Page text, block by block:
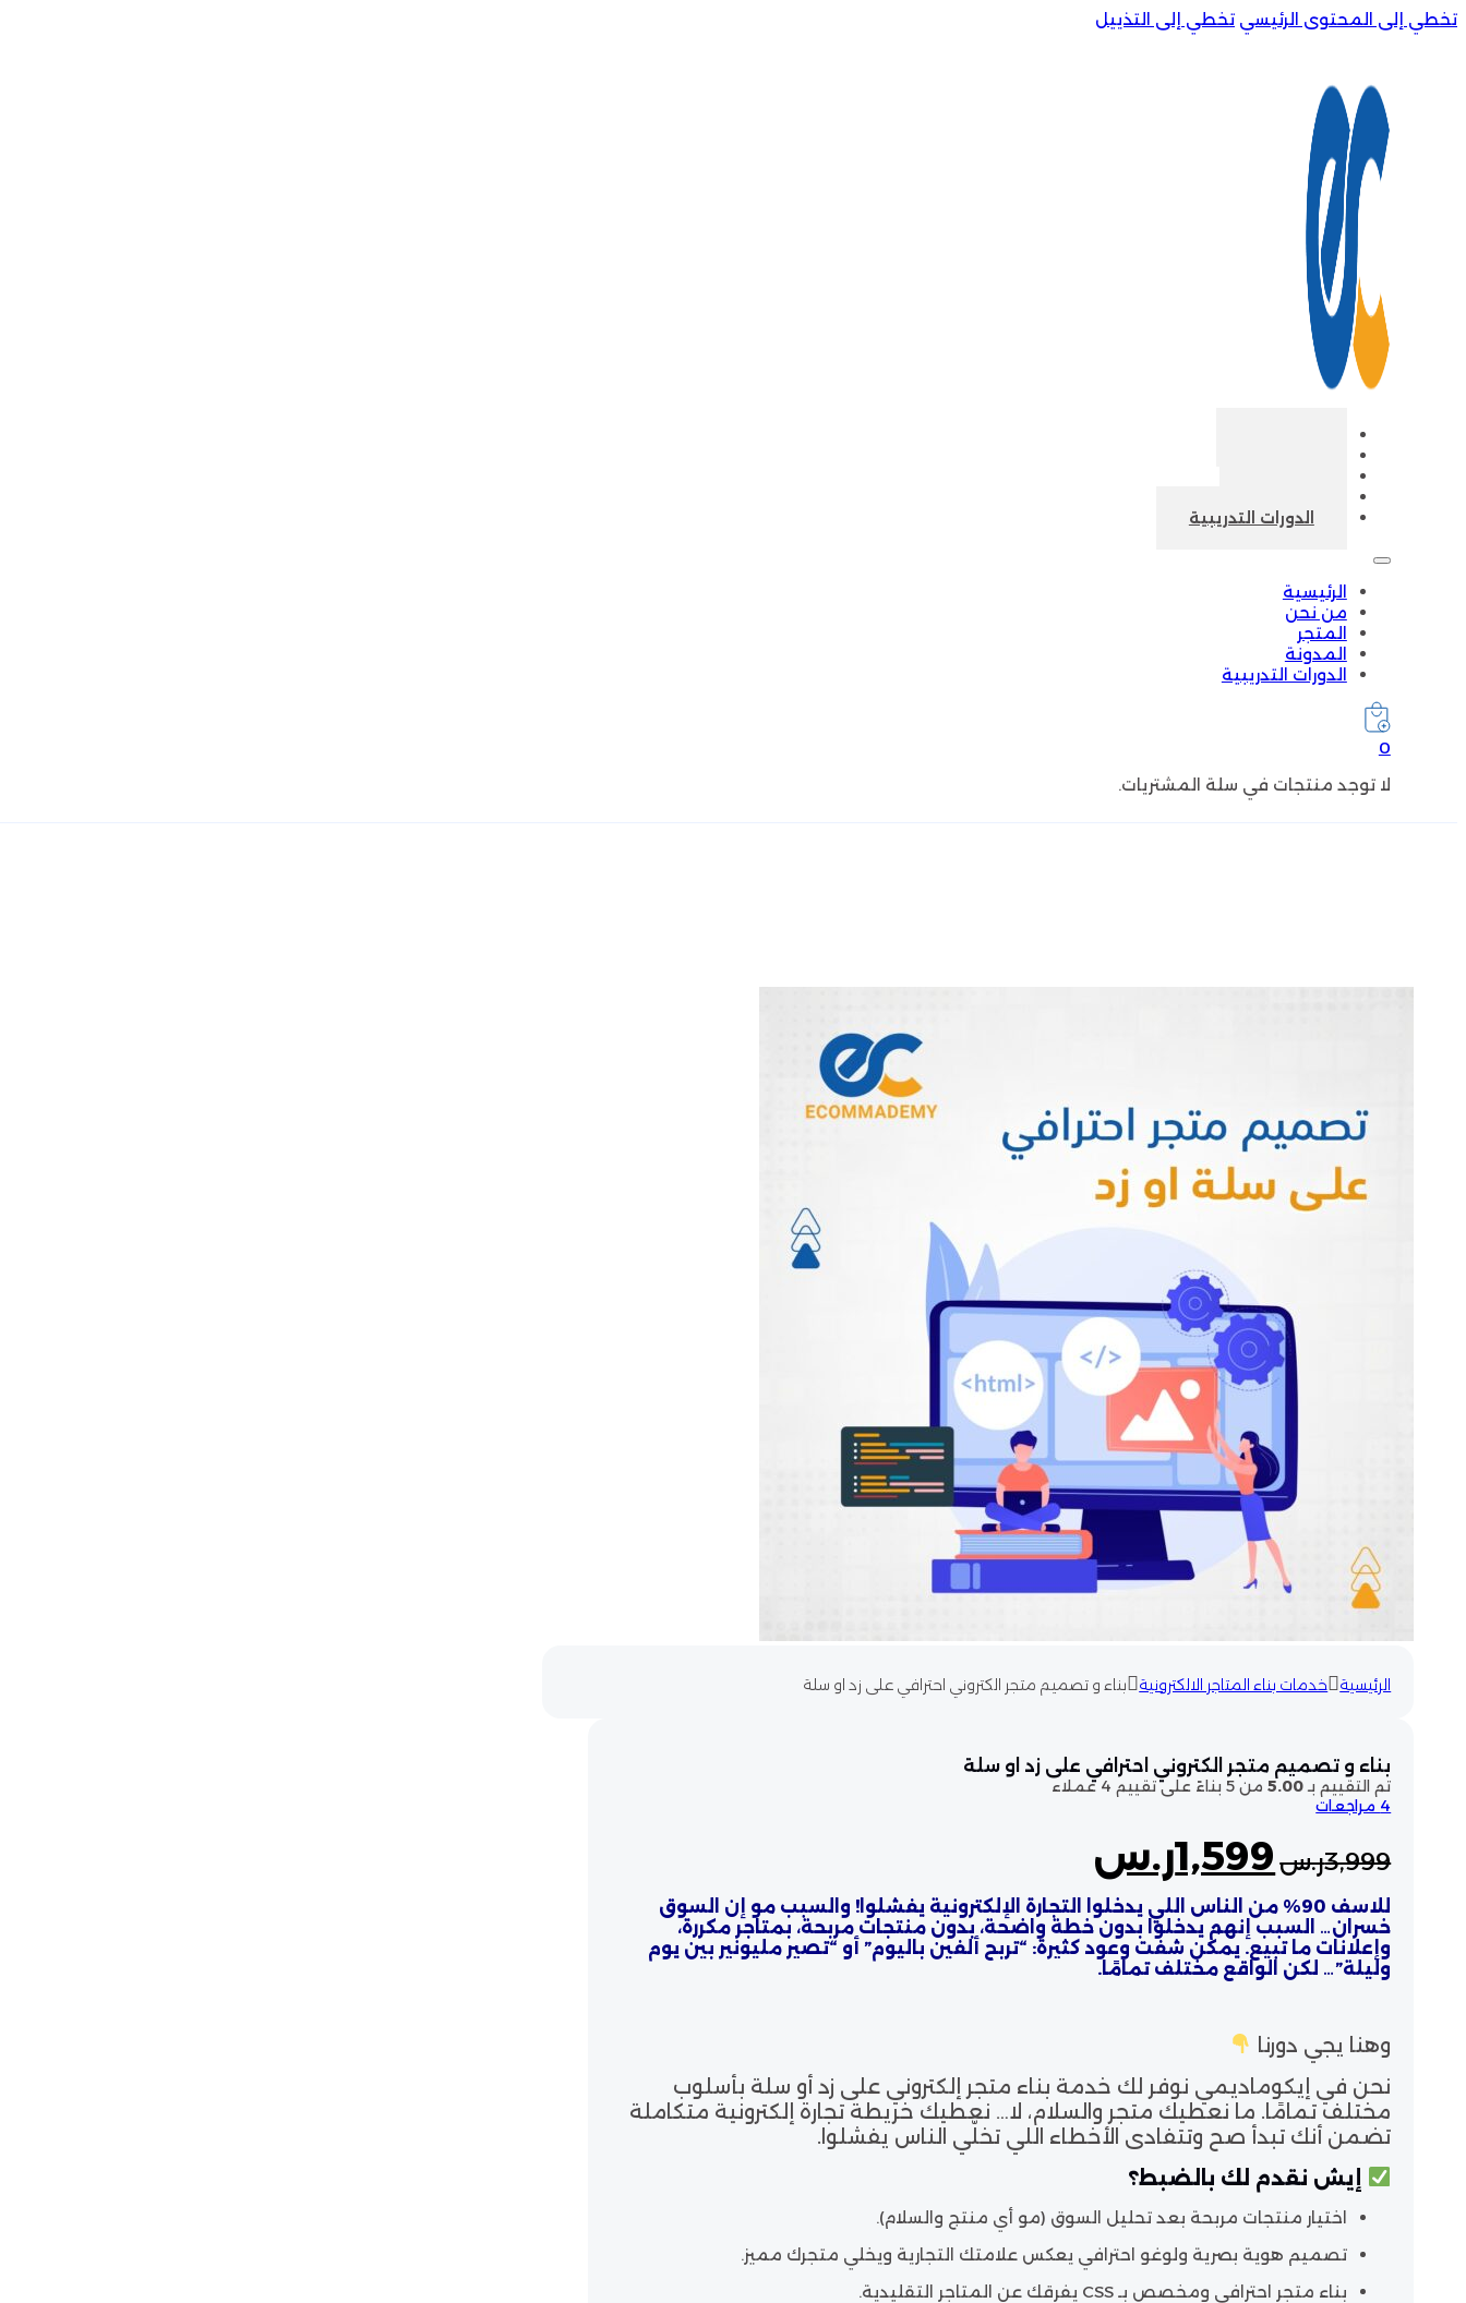
تخطي إلى المحتوى الرئيسي تخطي إلى التذييل
الدورات التدريبية
الرئيسية
من نحن
المتجر
المدونة
الدورات التدريبية
0
لا توجد منتجات في سلة المشتريات.
الرئيسية خدمات بناء المتاجر الالكترونية بناء و تصميم متجر الكتروني احترافي على زد او سلة
بناء و تصميم متجر الكتروني احترافي على زد او سلة
تم التقييم بـ 5.00من 5 بناءً على تقييم 4 عملاء
4 مراجعات
3,999ر.س السعر
الأصلي
هو:
3,999ر.س.
1,599ر.سالحالي
هو:
1,599ر.س.
للاسف 90% من الناس اللي يدخلوا التجارة الإلكترونية يفشلوا! والسبب مو إن السوق
خسران… السبب إنهم يدخلوا بدون خطة واضحة، بدون منتجات مربحة، بمتاجر مكررة،
وإعلانات ما تبيع. يمكن شفت وعود كثيرة: “تربح ألفين باليوم” أو “تصير مليونير بين يوم
وليلة”… لكن الواقع مختلف تمامًا.
وهنا يجي دورنا
نحن في إيكوماديمي نوفر لك خدمة بناء متجر إلكتروني على زد أو سلة بأسلوب
مختلف تمامًا. ما نعطيك متجر والسلام، لا… نعطيك خريطة تجارة إلكترونية متكاملة
تضمن أنك تبدأ صح وتتفادى الأخطاء اللي تخلّي الناس يفشلوا.
إيش نقدم لك بالضبط؟
اختيار منتجات مربحة بعد تحليل السوق (مو أي منتج والسلام).
تصميم هوية بصرية ولوغو احترافي يعكس علامتك التجارية ويخلي متجرك مميز.
بناء متجر احترافي ومخصص بـ CSS
يفرقك عن المتاجر التقليدية.